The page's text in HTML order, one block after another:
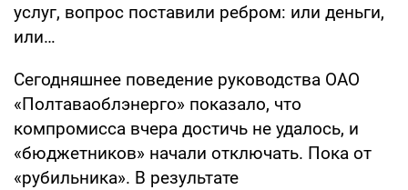
услуг, вопрос поставили ребром: или деньги,
или…
Сегодняшнее поведение руководства ОАО
«Полтаваоблэнерго» показало, что
компромисса вчера достичь не удалось, и
«бюджетников» начали отключать. Пока от
«рубильника». В результате